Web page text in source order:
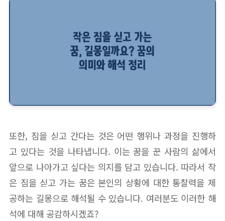
또한, 짐을 싣고 간다는 것은 어떤 행위나 과정을 진행하
고 있다는 것을 나타냅니다. 이는 꿈을 꾼 사람의 삶에서
앞으로 나아가고 싶다는 의지를 담고 있습니다. 따라서 작
은 짐을 싣고 가는 꿈은 본인의 상황에 대한 통찰력을 제
공하는 길몽으로 해석될 수 있습니다. 여러분도 이러한 해
석에 대해 공감하시겠죠?